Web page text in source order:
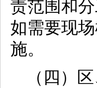
责范围和
如需要现
施。
（四）